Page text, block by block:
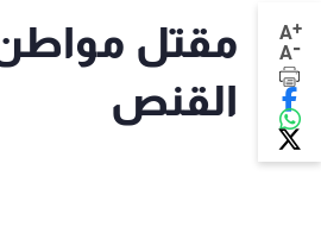
A+
A-
مقتل مواطن
القنص